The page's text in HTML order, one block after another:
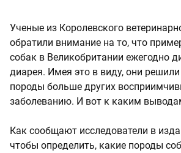
Ученые из Королевского
обратили внимание на то, что
собак в Великобритании ежегодно
диарея. Имея это в виду, они
породы больше других
заболеванию. И вот к каким
Как сообщают исследователи в
чтобы определить, какие породы